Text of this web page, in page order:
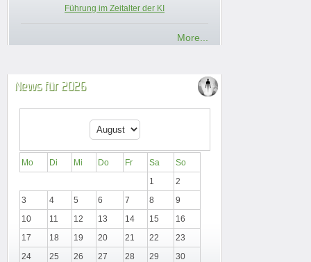
Führung im Zeitalter der KI
More...
News für 2026
Mo Di Mi Do Fr Sa
So
1
2
3
4 5 6 7 8
9
10
11 12 13 14 15
16
17
18 19 20 21 22
23
24
25 26 27 28 29
30